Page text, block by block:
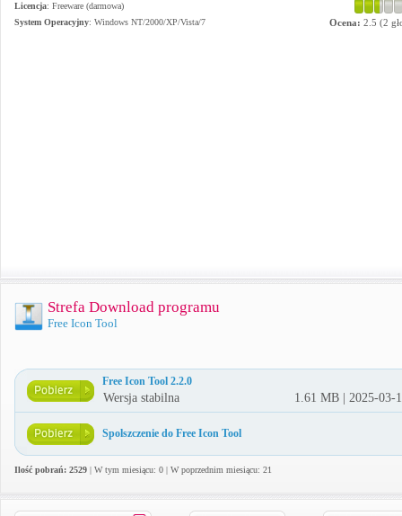
Licencja: Freeware (darmowa)
System Operacyjny: Windows NT/2000/XP/Vista/7 Ocena: 2.5 (2
Strefa Download programu
Free Icon Tool
Free Icon Tool 2.2.0
Wersja stabilna 1.61 MB | 2025-03-
Spolszczenie do Free Icon Tool
Ilość pobrań: 2529 | W tym miesiącu: 0 | W poprzednim miesiącu: 21